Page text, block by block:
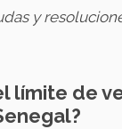
y
límite de